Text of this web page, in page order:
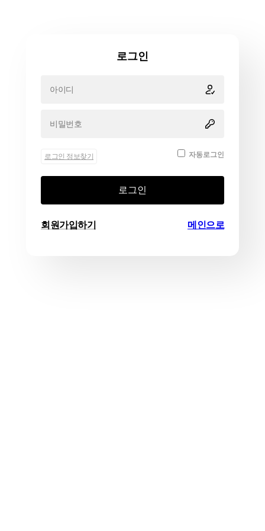
로그인
로그인 정보찾기 자동로그인
로그인
회원가입하기 메인으로